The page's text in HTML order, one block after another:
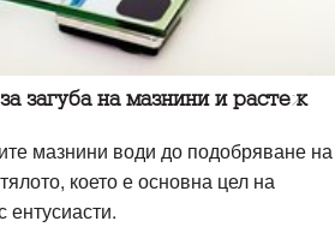
загуба на мазнини и растеж
мазнини води до подобряване на
което е основна цел на
ентусиасти.